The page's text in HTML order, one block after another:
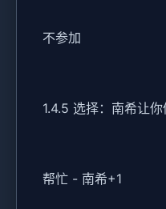
不参加
1.4.5 选择：南希让
帮忙 - 南希+1